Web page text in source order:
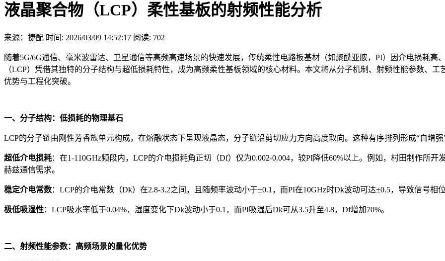
液晶聚合物（LCP）柔性基板的射频性能分析
来源：捷配 时间: 2026/03/09 14:52:17 阅读: 702
随着5G/6G通信、毫米波雷达、卫星通信等高频高速场景的快速发展，传统柔性电路板基材（如聚酰亚胺，PI）因介电损耗
（LCP）凭借其独特的分子结构与超低损耗特性，成为高频柔性基板领域的核心材料。本文将从分子机制、射频性能参数、
优势与工程化突破。
一、分子结构：低损耗的物理基石
LCP的分子链由刚性芳香族单元构成，在熔融状态下呈现液晶态，分子链沿剪切应力方向高度取向。这种有序排列形成“自增
超低介电损耗：在1-110GHz频段内，LCP的介电损耗角正切（Df）仅为0.002-0.004，较PI降低60%以上。例如，村田制作所
赫兹通信需求。
稳定介电常数：LCP的介电常数（Dk）在2.8-3.2之间，且随频率波动小于±0.1，而PI在10GHz时Dk波动可达±0.5，导致信号相
极低吸湿性：LCP吸水率低于0.04%，湿度变化下Dk波动小于0.1，而PI吸湿后Dk可从3.5升至4.8，Df增加70%。
二、射频性能参数：高频场景的量化优势